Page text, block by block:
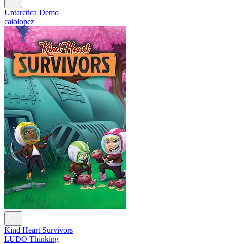
Untarctica Demo
caiolopez
Kind Heart Survivors
LUDO Thinking